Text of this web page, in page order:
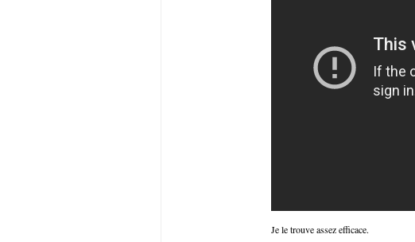
Je le trouve assez efficace.